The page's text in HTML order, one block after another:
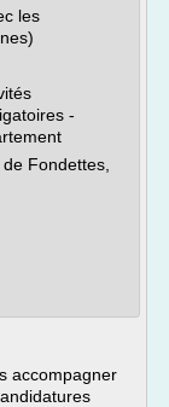
les
-
Fondettes,
accompagner